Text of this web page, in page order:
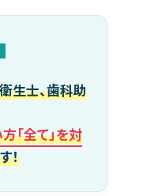
生士、歯科助
「全て」を対
！